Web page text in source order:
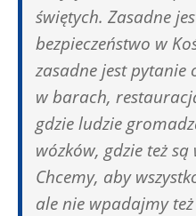
świętych. Zasadne
bezpieczeństwo w
zasadne jest pytanie
w barach,
gdzie ludzie
wózków, gdzie też
Chcemy, aby
ale nie wpadajmy